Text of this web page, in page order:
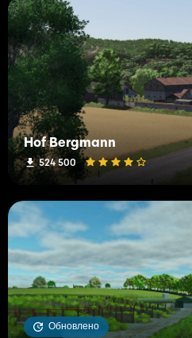
Hof Bergmann
524 500
Обновлено